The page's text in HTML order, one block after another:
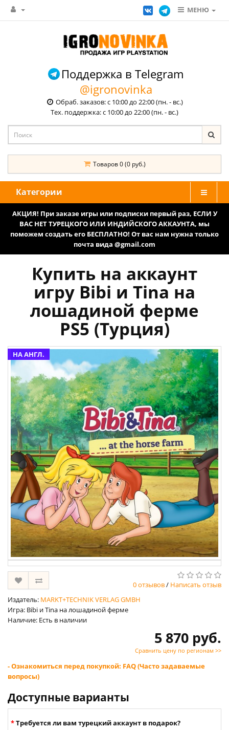
МЕНЮ
Поддержка в Telegram
@igronovinka
Обраб. заказов: с 10:00 до 22:00 (пн. - вс.)
Тех. поддержка: с 10:00 до 22:00 (пн. - вс.)
Товаров 0 (0 руб.)
Категории
АКЦИЯ! При заказе игры или подписки первый раз, ЕСЛИ У
ВАС НЕТ ТУРЕЦКОГО ИЛИ ИНДИЙСКОГО АККАУНТА, мы
поможем создать его БЕСПЛАТНО! От вас нам нужна только
почта вида @gmail.com
Купить на аккаунт
игру Bibi и Tina на
лошадиной ферме
PS5 (Турция)
НА АНГЛ.
0 отзывов/ Написать отзыв
Издатель: MARKT+TECHNIK VERLAG GMBH
Игра: Bibi и Tina на лошадиной ферме
Наличие: Есть в наличии
5 870 руб.
Сравнить цену по регионам >>
- Ознакомиться перед покупкой: FAQ (Часто задаваемые
вопросы)
Доступные варианты
Требуется ли вам турецкий аккаунт в подарок?